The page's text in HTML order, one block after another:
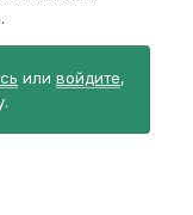
или войдите,